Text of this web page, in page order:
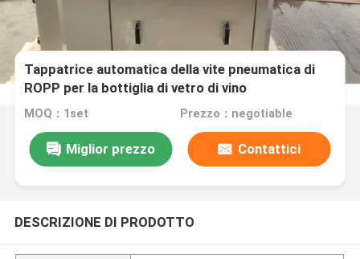
Tappatrice automatica della vite pneumatica di
ROPP per la bottiglia di vetro di vino
MOQ：1set Prezzo：negotiable
Miglior prezzo Contattici
DESCRIZIONE DI PRODOTTO